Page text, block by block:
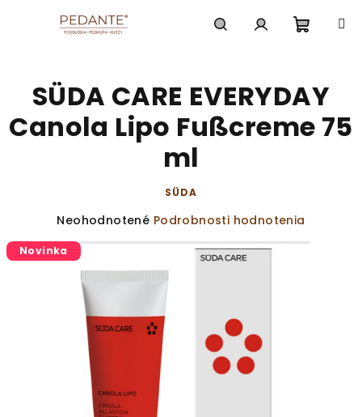
košík
SÜDA CARE EVERYDAY
Canola Lipo Fußcreme 75
ml
SÜDA
Priemerné
produktu
hviezdičiek.
Neohodnotené Podrobnosti hodnotenia
Novinka